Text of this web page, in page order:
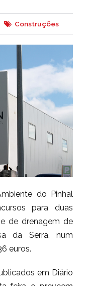
Construções
do Pinhal
para duas
de drenagem de
da Serra, num
euros.
em Diário